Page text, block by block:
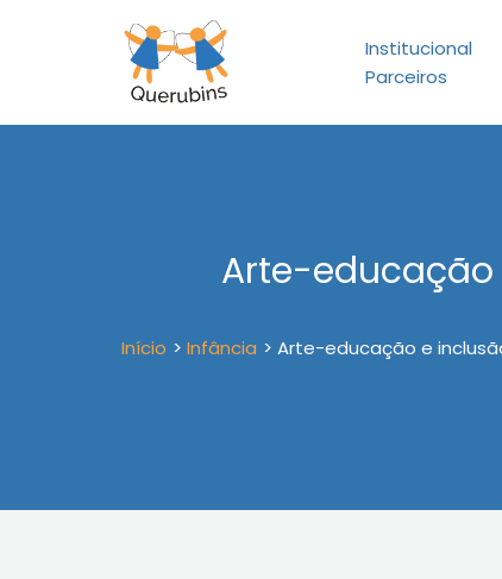
Institucional
Parceiros
Arte-
Início Infância
Arte-educação e